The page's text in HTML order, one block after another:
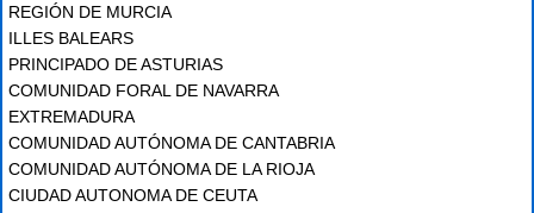
REGIÓN DE MURCIA
ILLES BALEARS
PRINCIPADO DE ASTURIAS
COMUNIDAD FORAL DE NAVARRA
EXTREMADURA
COMUNIDAD AUTÓNOMA DE CANTABRIA
COMUNIDAD AUTÓNOMA DE LA RIOJA
CIUDAD AUTONOMA DE CEUTA